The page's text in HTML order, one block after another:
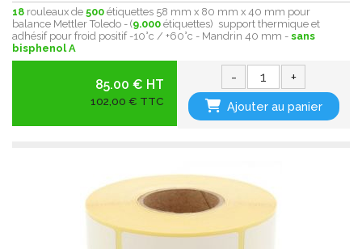
18 rouleaux de 500 étiquettes 58 mm x 80 mm x 40 mm pour
balance Mettler Toledo - (9.000 étiquettes) support thermique et
adhésif pour froid positif -10°c / +60°c - Mandrin 40 mm - sans
bisphenol A
85.00 € HT
102,00 € TTC
- +
Ajouter au panier